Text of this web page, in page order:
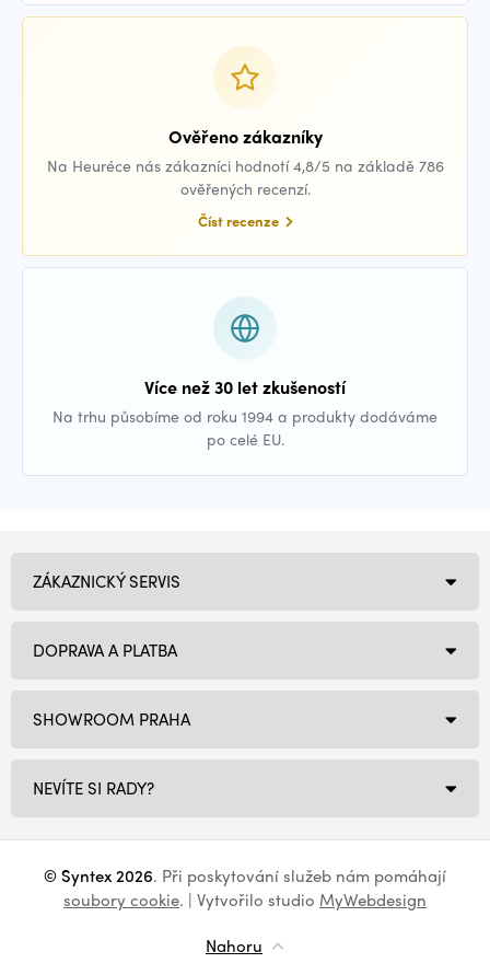
Ověřeno zákazníky
Na Heuréce nás zákazníci hodnotí 4,8/5 na základě 786
ověřených recenzí.
Číst recenze
Více než 30 let zkušeností
Na trhu působíme od roku 1994 a produkty dodáváme
po celé EU.
SHOWROOM PRAHA
NEVÍTE SI RADY?
ZÁKAZNICKÝ SERVIS
DOPRAVA A PLATBA
© Syntex 2026. Při poskytování služeb nám pomáhají
soubory cookie. | Vytvořilo studio MyWebdesign
Nahoru